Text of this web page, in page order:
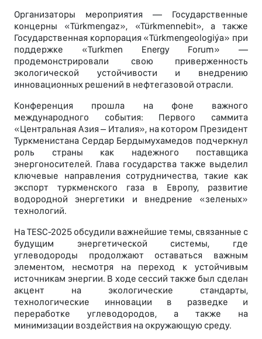
Организаторы мероприятия — Государственные
концерны «Türkmengaz», «Türkmennebit», а также
Государственная корпорация «Türkmengeologiýa» при
поддержке «Turkmen Energy Forum» —
продемонстрировали свою приверженность
экологической устойчивости и внедрению
инновационных решений в нефтегазовой отрасли.
Конференция прошла на фоне важного
международного события: Первого саммита
«Центральная Азия – Италия», на котором Президент
Туркменистана Сердар Бердымухамедов подчеркнул
роль страны как надежного поставщика
энергоносителей. Глава государства также выделил
ключевые направления сотрудничества, такие как
экспорт туркменского газа в Европу, развитие
водородной энергетики и внедрение «зеленых»
технологий.
На TESC-2025 обсудили важнейшие темы, связанные с
будущим энергетической системы, где
углеводороды продолжают оставаться важным
элементом, несмотря на переход к устойчивым
источникам энергии. В ходе сессий также был сделан
акцент на экологические стандарты,
технологические инновации в разведке и
переработке углеводородов, а также на
минимизации воздействия на окружающую среду.